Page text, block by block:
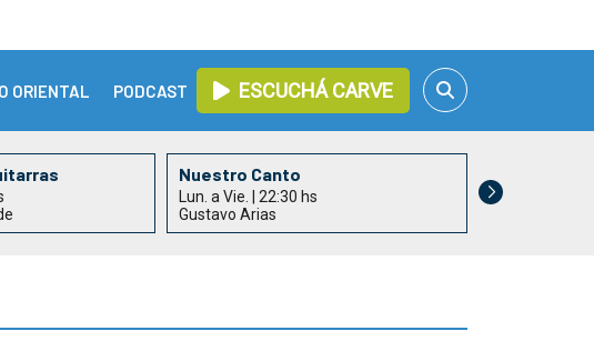
ORIENTAL PODCAST ESCUCHÁ CARVE
Nuestro Canto
Lun. a Vie. | 22:30 hs
Gustavo Arias